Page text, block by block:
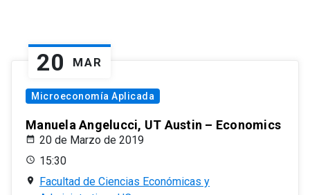
20 MAR
Microeconomía Aplicada
Manuela Angelucci, UT Austin – Economics
20 de Marzo de 2019
15:30
Facultad de Ciencias Económicas y